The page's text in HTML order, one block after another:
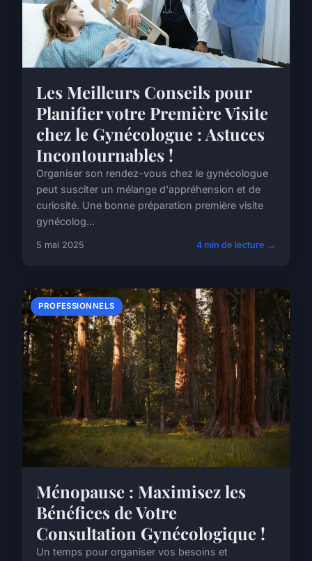
Les Meilleurs Conseils pour
Planifier votre Première Visite
chez le Gynécologue : Astuces
Incontournables !
Organiser son rendez-vous chez le gynécologue
peut susciter un mélange d'appréhension et de
curiosité. Une bonne préparation première visite
gynécolog...
5 mai 2025 4 min de lecture →
PROFESSIONNELS
Ménopause : Maximisez les
Bénéfices de Votre
Consultation Gynécologique !
Un temps pour organiser vos besoins et